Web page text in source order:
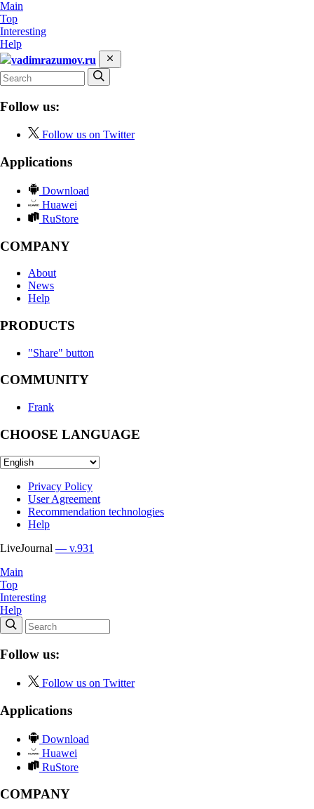
Main
Top
Interesting
Help
vadimrazumov.ru
Follow us:
Follow us on Twitter
Applications
Download
Huawei
RuStore
COMPANY
About
News
Help
PRODUCTS
"Share" button
COMMUNITY
Frank
CHOOSE LANGUAGE
Privacy Policy
User Agreement
Recommendation technologies
Help
LiveJournal — v.931
Main
Top
Interesting
Help
Follow us:
Follow us on Twitter
Applications
Download
Huawei
RuStore
COMPANY